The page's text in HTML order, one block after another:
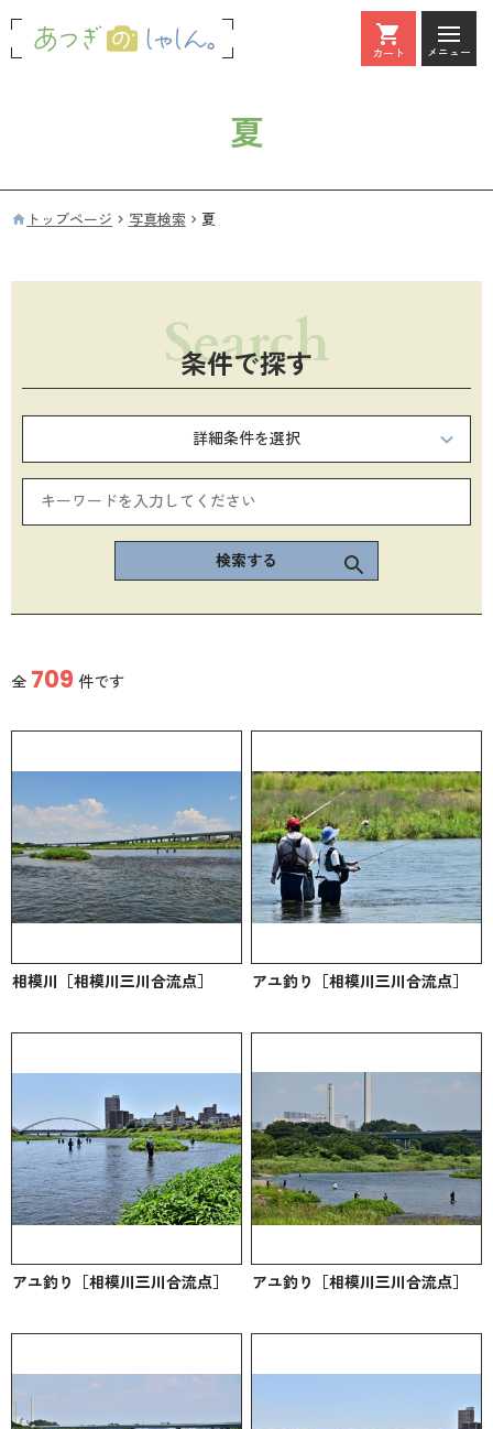
カート
カート メニュー
夏
トップページ 写真検索 夏
条件で探す
詳細条件を選択
検索する
全 709 件です
相模川［相模川三川合流点］ アユ釣り［相模川三川合流点］
アユ釣り［相模川三川合流点］ アユ釣り［相模川三川合流点］